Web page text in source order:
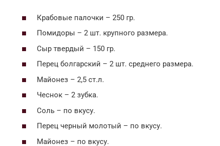
Крабовые палочки – 250 гр.
Помидоры – 2 шт. крупного размера.
Сыр твердый – 150 гр.
Перец болгарский – 2 шт. среднего размера.
Майонез – 2,5 ст.л.
Чеснок – 2 зубка.
Соль – по вкусу.
Перец черный молотый – по вкусу.
Майонез – по вкусу.